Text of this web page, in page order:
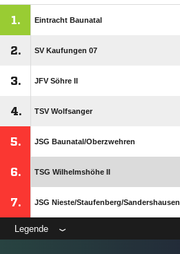
1. Eintracht Baunatal
2. SV Kaufungen 07
3. JFV Söhre II
4. TSV Wolfsanger
5. JSG Baunatal/​Oberzwehren
6. TSG Wilhelmshöhe II
7. JSG Nieste/​Staufenberg/​Sandershausen
Legende